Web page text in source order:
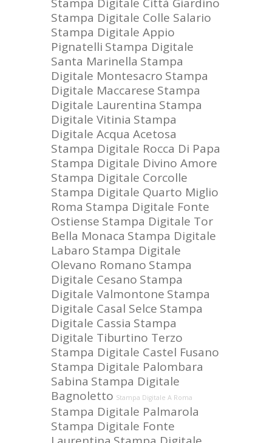
Stampa Digitale Colle Salario
Stampa Digitale Appio
Pignatelli Stampa Digitale
Santa Marinella Stampa
Digitale Montesacro Stampa
Digitale Maccarese Stampa
Digitale Laurentina Stampa
Digitale Vitinia Stampa
Digitale Acqua Acetosa
Stampa Digitale Rocca Di Papa
Stampa Digitale Divino Amore
Stampa Digitale Corcolle
Stampa Digitale Quarto Miglio
Roma Stampa Digitale Fonte
Ostiense Stampa Digitale Tor
Bella Monaca Stampa Digitale
Labaro Stampa Digitale
Olevano Romano Stampa
Digitale Cesano Stampa
Digitale Valmontone Stampa
Digitale Casal Selce Stampa
Digitale Cassia Stampa
Digitale Tiburtino Terzo
Stampa Digitale Castel Fusano
Stampa Digitale Palombara
Sabina Stampa Digitale
Bagnoletto Stampa Digitale A Roma
Stampa Digitale Palmarola
Stampa Digitale Fonte